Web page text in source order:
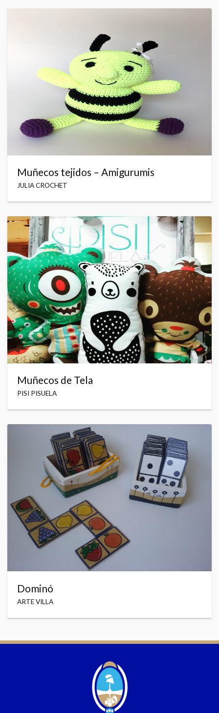
Muñecos tejidos – Amigurumis
JULIA CROCHET
Muñecos de Tela
PISI PISUELA
Dominó
ARTE VILLA